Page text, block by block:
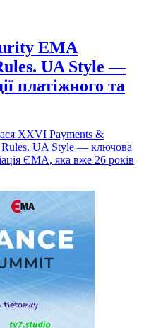
EMA
UA Style —
платіжного та
XXVI Payments &
Rules. UA Style — ключова
ЄМА, яка вже 26 років